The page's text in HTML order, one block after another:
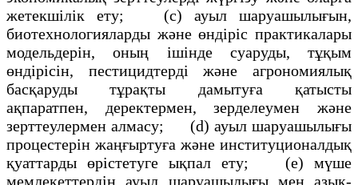
жетекшілік ету; (с) ауыл шаруашылығын,
биотехнологияларды және өндіріс практикалары
модельдерін, оның ішінде суаруды, тұқым
өндірісін, пестицидтерді және агрономиялық
басқаруды тұрақты дамытуға қатысты
ақпаратпен, деректермен, зерделеумен және
зерттеулермен алмасу; (d) ауыл шаруашылығы
процестерін жаңғыртуға және институционалдық
қуаттарды өрістетуге ықпал ету; (е) мүше
мемлекеттердің ауыл шаруашылығы мен азық-